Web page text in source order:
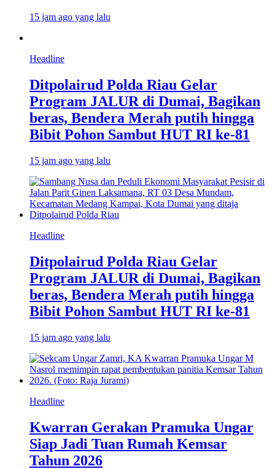
15 jam ago yang lalu
Headline
Ditpolairud Polda Riau Gelar
Program JALUR di Dumai, Bagikan
beras, Bendera Merah putih hingga
Bibit Pohon Sambut HUT RI ke-81
15 jam ago yang lalu
Headline
Ditpolairud Polda Riau Gelar
Program JALUR di Dumai, Bagikan
beras, Bendera Merah putih hingga
Bibit Pohon Sambut HUT RI ke-81
15 jam ago yang lalu
Headline
Kwarran Gerakan Pramuka Ungar
Siap Jadi Tuan Rumah Kemsar
Tahun 2026